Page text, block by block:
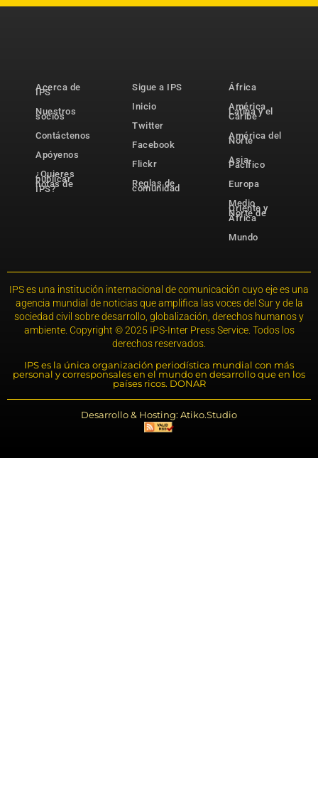
Acerca de
IPS
Nuestros
socios
Contáctenos
Apóyenos
¿Quieres
publicar
notas de
IPS?
Sigue a IPS
Inicio
Twitter
Facebook
Flickr
Reglas de
comunidad
África
América
Latina y el
Caribe
América del
Norte
Asia-
Pacífico
Europa
Medio
Oriente y
Norte de
África
Mundo
IPS es una institución internacional de comunicación cuyo eje es una
agencia mundial de noticias que amplifica las voces del Sur y de la
sociedad civil sobre desarrollo, globalización, derechos humanos y
ambiente. Copyright © 2025 IPS-Inter Press Service. Todos los
derechos reservados.
IPS es la única organización periodística mundial con más
personal y corresponsales en el mundo en desarrollo que en los
países ricos. DONAR
Desarrollo & Hosting: Atiko.Studio